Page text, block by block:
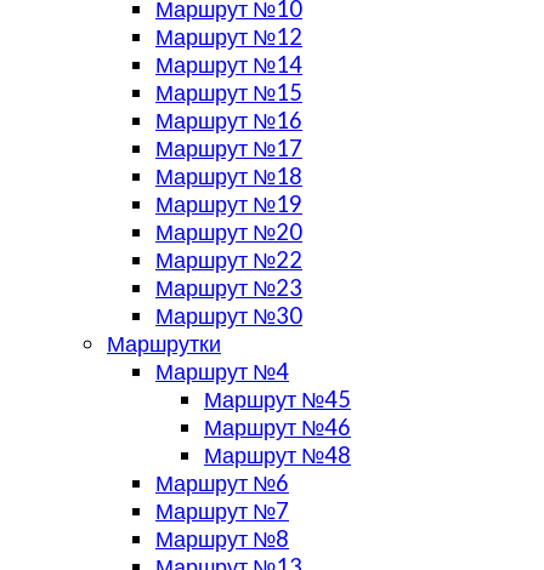
Маршрут №10
Маршрут №12
Маршрут №14
Маршрут №15
Маршрут №16
Маршрут №17
Маршрут №18
Маршрут №19
Маршрут №20
Маршрут №22
Маршрут №23
Маршрут №30
Маршрутки
Маршрут №4
Маршрут №45
Маршрут №46
Маршрут №48
Маршрут №6
Маршрут №7
Маршрут №8